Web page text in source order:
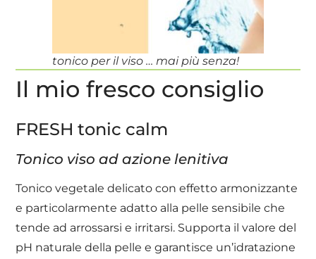
tonico per il viso … mai più senza!
Il mio fresco consiglio
FRESH tonic calm
Tonico viso ad azione lenitiva
Tonico vegetale delicato con effetto armonizzante
e particolarmente adatto alla pelle sensibile che
tende ad arrossarsi e irritarsi. Supporta il valore del
pH naturale della pelle e garantisce un’idratazione